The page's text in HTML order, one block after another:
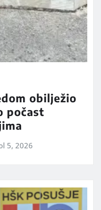
obilježio
počast
5, 2026